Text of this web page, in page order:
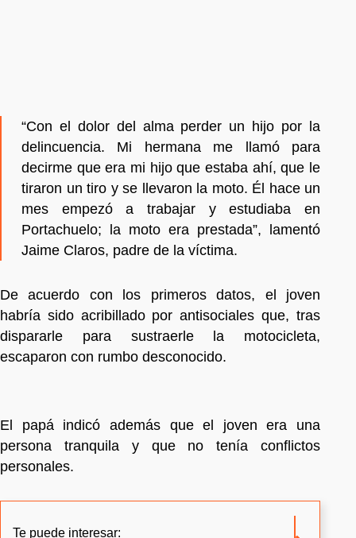
“Con el dolor del alma perder un hijo por la
delincuencia. Mi hermana me llamó para
decirme que era mi hijo que estaba ahí, que le
tiraron un tiro y se llevaron la moto. Él hace un
mes empezó a trabajar y estudiaba en
Portachuelo; la moto era prestada”, lamentó
Jaime Claros, padre de la víctima.
De acuerdo con los primeros datos, el joven
habría sido acribillado por antisociales que, tras
dispararle para sustraerle la motocicleta,
escaparon con rumbo desconocido.
El papá indicó además que el joven era una
persona tranquila y que no tenía conflictos
personales.
Te puede interesar: